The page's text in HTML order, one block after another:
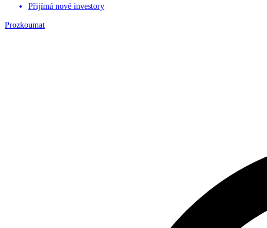
Přijímá nové investory
Prozkoumat